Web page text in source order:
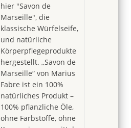
hier "Savon de
Marseille", die
klassische Würfelseife,
und natürliche
Körperpflegeprodukte
hergestellt. „Savon de
Marseille“ von Marius
Fabre ist ein 100%
natürliches Produkt –
100% pflanzliche Öle,
ohne Farbstoffe, ohne